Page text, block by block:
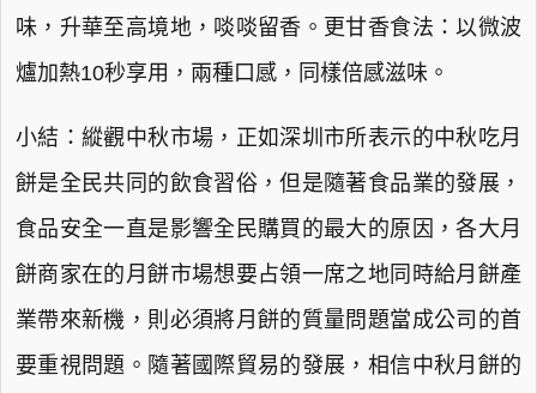
味，升華至高境地，啖啖留香。更甘香食法：以微波
爐加熱10秒享用，兩種口感，同樣倍感滋味。
小結：縱觀中秋市場，正如深圳市所表示的中秋吃月
餅是全民共同的飲食習俗，但是隨著食品業的發展，
食品安全一直是影響全民購買的最大的原因，各大月
餅商家在的月餅市場想要占領一席之地同時給月餅產
業帶來新機，則必須將月餅的質量問題當成公司的首
要重視問題。隨著國際貿易的發展，相信中秋月餅的